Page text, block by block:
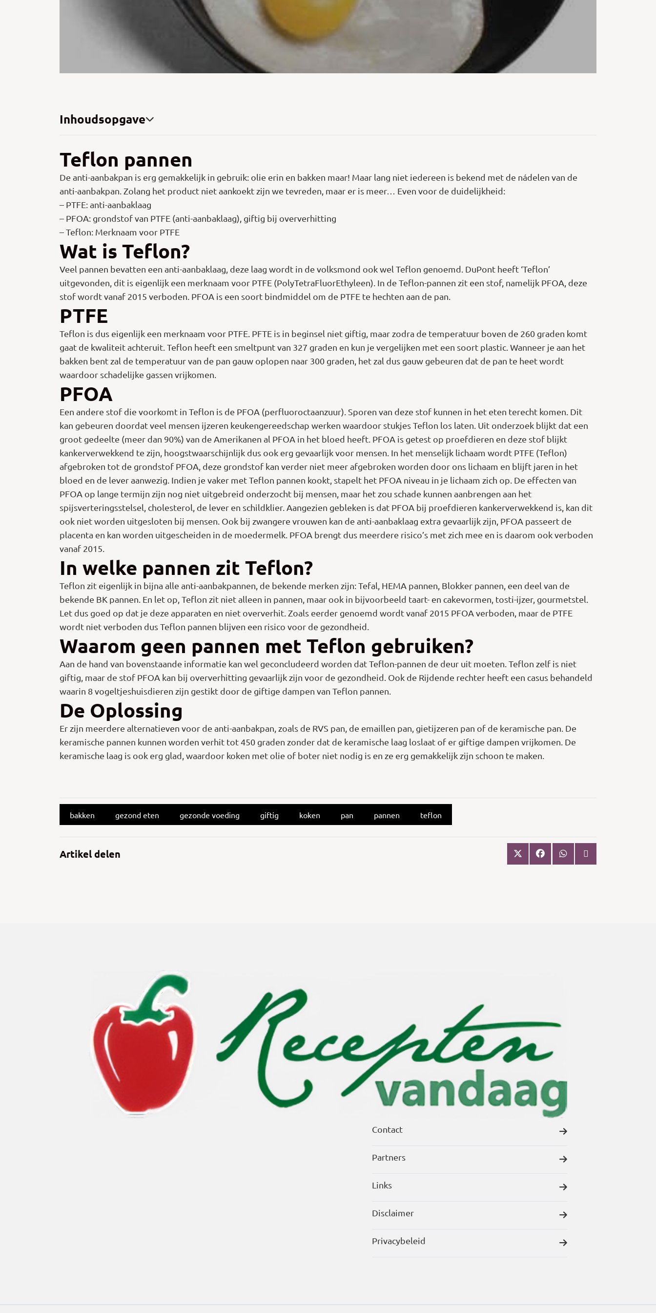
Inhoudsopgave
Teflon pannen
De anti-aanbakpan is erg gemakkelijk in gebruik: olie erin en bakken maar! Maar lang niet iedereen is bekend met de nádelen van de
anti-aanbakpan. Zolang het product niet aankoekt zijn we tevreden, maar er is meer… Even voor de duidelijkheid:
– PTFE: anti-aanbaklaag
– PFOA: grondstof van PTFE (anti-aanbaklaag), giftig bij oververhitting
– Teflon: Merknaam voor PTFE
Wat is Teflon?
Veel pannen bevatten een anti-aanbaklaag, deze laag wordt in de volksmond ook wel Teflon genoemd. DuPont heeft ‘Teflon’
uitgevonden, dit is eigenlijk een merknaam voor PTFE (PolyTetraFluorEthyleen). In de Teflon-pannen zit een stof, namelijk PFOA, deze
stof wordt vanaf 2015 verboden. PFOA is een soort bindmiddel om de PTFE te hechten aan de pan.
PTFE
Teflon is dus eigenlijk een merknaam voor PTFE. PFTE is in beginsel niet giftig, maar zodra de temperatuur boven de 260 graden komt
gaat de kwaliteit achteruit. Teflon heeft een smeltpunt van 327 graden en kun je vergelijken met een soort plastic. Wanneer je aan het
bakken bent zal de temperatuur van de pan gauw oplopen naar 300 graden, het zal dus gauw gebeuren dat de pan te heet wordt
waardoor schadelijke gassen vrijkomen.
PFOA
Een andere stof die voorkomt in Teflon is de PFOA (perfluoroctaanzuur). Sporen van deze stof kunnen in het eten terecht komen. Dit
kan gebeuren doordat veel mensen ijzeren keukengereedschap werken waardoor stukjes Teflon los laten. Uit onderzoek blijkt dat een
groot gedeelte (meer dan 90%) van de Amerikanen al PFOA in het bloed heeft. PFOA is getest op proefdieren en deze stof blijkt
kankerverwekkend te zijn, hoogstwaarschijnlijk dus ook erg gevaarlijk voor mensen. In het menselijk lichaam wordt PTFE (Teflon)
afgebroken tot de grondstof PFOA, deze grondstof kan verder niet meer afgebroken worden door ons lichaam en blijft jaren in het
bloed en de lever aanwezig. Indien je vaker met Teflon pannen kookt, stapelt het PFOA niveau in je lichaam zich op. De effecten van
PFOA op lange termijn zijn nog niet uitgebreid onderzocht bij mensen, maar het zou schade kunnen aanbrengen aan het
spijsverteringsstelsel, cholesterol, de lever en schildklier. Aangezien gebleken is dat PFOA bij proefdieren kankerverwekkend is, kan dit
ook niet worden uitgesloten bij mensen. Ook bij zwangere vrouwen kan de anti-aanbaklaag extra gevaarlijk zijn, PFOA passeert de
placenta en kan worden uitgescheiden in de moedermelk. PFOA brengt dus meerdere risico’s met zich mee en is daarom ook verboden
vanaf 2015.
In welke pannen zit Teflon?
Teflon zit eigenlijk in bijna alle anti-aanbakpannen, de bekende merken zijn: Tefal, HEMA pannen, Blokker pannen, een deel van de
bekende BK pannen. En let op, Teflon zit niet alleen in pannen, maar ook in bijvoorbeeld taart- en cakevormen, tosti-ijzer, gourmetstel.
Let dus goed op dat je deze apparaten en niet oververhit. Zoals eerder genoemd wordt vanaf 2015 PFOA verboden, maar de PTFE
wordt niet verboden dus Teflon pannen blijven een risico voor de gezondheid.
Waarom geen pannen met Teflon gebruiken?
Aan de hand van bovenstaande informatie kan wel geconcludeerd worden dat Teflon-pannen de deur uit moeten. Teflon zelf is niet
giftig, maar de stof PFOA kan bij oververhitting gevaarlijk zijn voor de gezondheid. Ook de Rijdende rechter heeft een casus behandeld
waarin 8 vogeltjeshuisdieren zijn gestikt door de giftige dampen van Teflon pannen.
De Oplossing
Er zijn meerdere alternatieven voor de anti-aanbakpan, zoals de RVS pan, de emaillen pan, gietijzeren pan of de keramische pan. De
keramische pannen kunnen worden verhit tot 450 graden zonder dat de keramische laag loslaat of er giftige dampen vrijkomen. De
keramische laag is ook erg glad, waardoor koken met olie of boter niet nodig is en ze erg gemakkelijk zijn schoon te maken.
bakken gezond eten gezonde voeding giftig koken pan pannen teflon
Artikel delen
Contact
Partners
Links
Disclaimer
Privacybeleid